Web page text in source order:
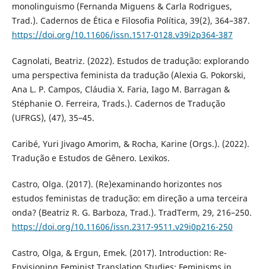
monolinguismo (Fernanda Miguens & Carla Rodrigues,
Trad.). Cadernos de Ética e Filosofia Política, 39(2), 364–387.
https://doi.org/10.11606/issn.1517-0128.v39i2p364-387
Cagnolati, Beatriz. (2022). Estudos de tradução: explorando
uma perspectiva feminista da tradução (Alexia G. Pokorski,
Ana L. P. Campos, Cláudia X. Faria, Iago M. Barragan &
Stéphanie O. Ferreira, Trads.). Cadernos de Tradução
(UFRGS), (47), 35–45.
Caribé, Yuri Jivago Amorim, & Rocha, Karine (Orgs.). (2022).
Tradução e Estudos de Gênero. Lexikos.
Castro, Olga. (2017). (Re)examinando horizontes nos
estudos feministas de tradução: em direção a uma terceira
onda? (Beatriz R. G. Barboza, Trad.). TradTerm, 29, 216–250.
https://doi.org/10.11606/issn.2317-9511.v29i0p216-250
Castro, Olga, & Ergun, Emek. (2017). Introduction: Re-